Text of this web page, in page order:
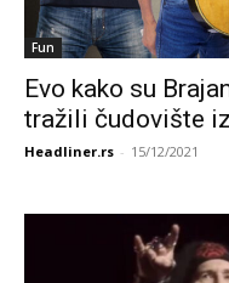
Fun
Evo kako su
tražili čudovište
Headliner.rs - 15/12/2021